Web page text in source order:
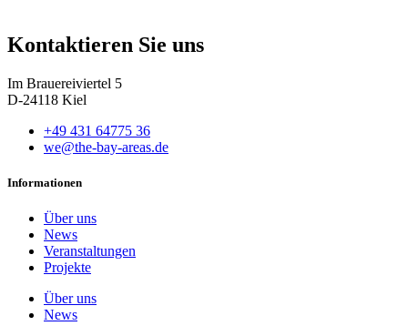
Kontaktieren Sie uns
Im Brauereiviertel 5
D-24118 Kiel
+49 431 64775 36
we@the-bay-areas.de
Informationen
Über uns
News
Veranstaltungen
Projekte
Über uns
News